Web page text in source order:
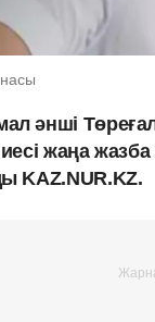
әнші
жаңа
KAZ.NUR.KZ.